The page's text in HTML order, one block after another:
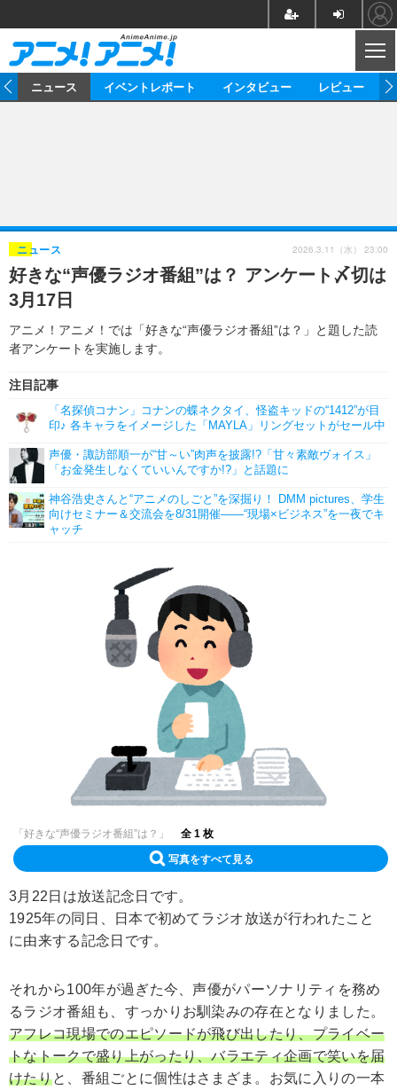
ゲーム グッズ
海外イベント ビジネス
俳優・タレント アーティスト
アニメ 実写
ゲーム
動画
アニメ！アニメ！TV
ニュース イベントレポート インタビュー レビュー
好きな“声優ラジオ番組”は？ アンケート〆切は
3月17日
アニメ！アニメ！では「好きな“声優ラジオ番組”は？」と題した読
者アンケートを実施します。
ニュース
注目記事
「名探偵コナン」コナンの蝶ネクタイ、怪盗キッドの“1412”が目
印♪ 各キャラをイメージした「MAYLA」リングセットがセール中
声優・諏訪部順一が“甘～い”肉声を披露!?「甘々素敵ヴォイス」
「お金発生しなくていいんですか!?」と話題に
神谷浩史さんと“アニメのしごと”を深掘り！ DMM pictures、学生
向けセミナー＆交流会を8/31開催――“現場×ビジネス”を一夜でキ
ャッチ
2026.3.11（水） 23:00
「好きな“声優ラジオ番組”は？」 全 1 枚
写真をすべて見る
3月22日は放送記念日です。
1925年の同日、日本で初めてラジオ放送が行われたこと
に由来する記念日です。
それから100年が過ぎた今、声優がパーソナリティを務め
るラジオ番組も、すっかりお馴染みの存在となりました。
アフレコ現場でのエピソードが飛び出したり、プライベー
トなトークで盛り上がったり、バラエティ企画で笑いを届
けたりと、番組ごとに個性はさまざま。お気に入りの一本